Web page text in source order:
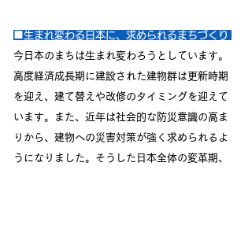
■生まれ変わる日本に、求められるまちづくり
今日本のまちは生まれ変わろうとしています。
高度経済成長期に建設された建物群は更新時期
を迎え、建て替えや改修のタイミングを迎えて
います。
また、近年は社会的な防災意識の高ま
りから、建物への災害対策が強く求められるよ
うになりました。 そうした日本全体の変革期、